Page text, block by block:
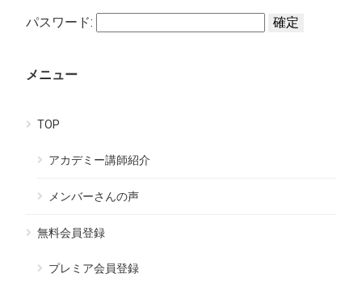
パスワード:
メニュー
TOP
アカデミー講師紹介
メンバーさんの声
無料会員登録
プレミア会員登録